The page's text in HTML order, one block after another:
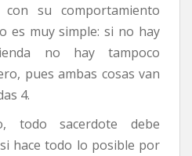
su comportamiento
es muy simple: si no hay
no hay tampoco
pues ambas cosas van
4.
todo sacerdote debe
hace todo lo posible por